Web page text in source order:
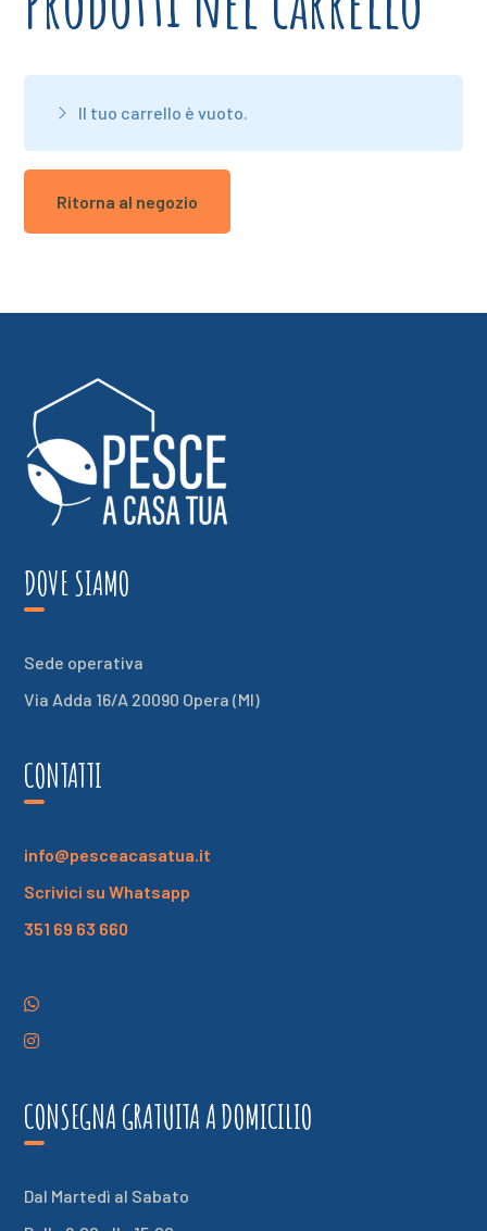
Il tuo carrello è vuoto.
Ritorna al negozio
DOVE SIAMO
Sede operativa
Via Adda 16/A 20090 Opera (MI)
CONTATTI
info@pesceacasatua.it
Scrivici su Whatsapp
351 69 63 660
CONSEGNA GRATUITA A DOMICILIO
Dal Martedì al Sabato